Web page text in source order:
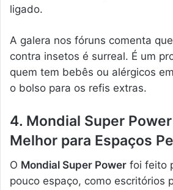
ligado.
A galera nos fóruns comenta
contra insetos é surreal. É um
quem tem bebês ou alérgicos
o bolso para os refis extras.
4. Mondial Super
Melhor para Espaços
O Mondial Super Power foi feito
pouco espaço, como escritórios